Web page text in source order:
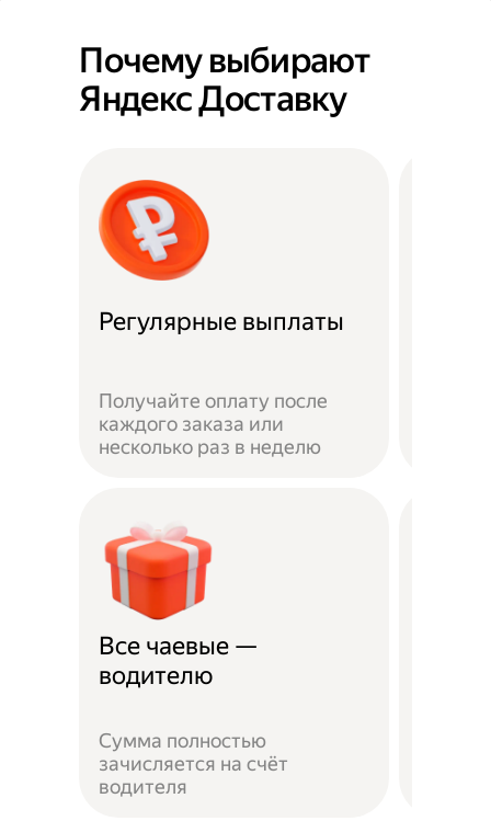
Почему выбирают
Яндекс Доставку
Регулярные выплаты
Получайте оплату после
каждого заказа или
несколько раз в неделю
Все чаевые —
водителю
Сумма полностью
зачисляется на счёт
водителя